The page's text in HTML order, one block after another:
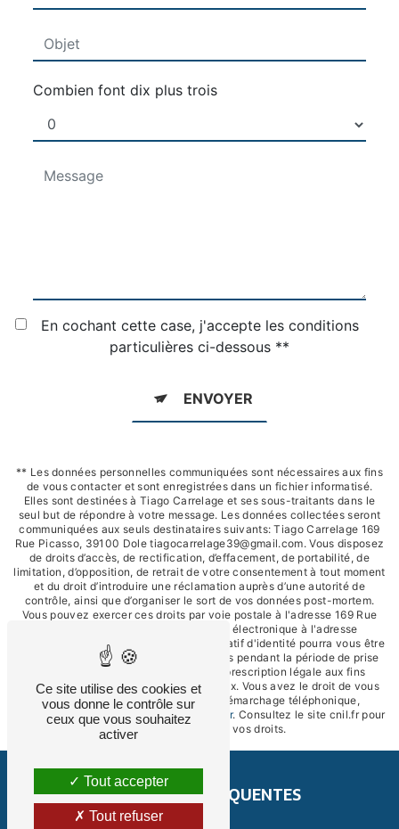
Combien font dix plus trois
En cochant cette case, j'accepte les conditions
particulières ci-dessous **
ENVOYER
** Les données personnelles communiquées sont nécessaires aux fins
de vous contacter et sont enregistrées dans un fichier informatisé.
Elles sont destinées à Tiago Carrelage et ses sous-traitants dans le
seul but de répondre à votre message. Les données collectées seront
communiquées aux seuls destinataires suivants: Tiago Carrelage 169
Rue Picasso, 39100 Dole tiagocarrelage39@gmail.com. Vous disposez
de droits d’accès, de rectification, d’effacement, de portabilité, de
limitation, d’opposition, de retrait de votre consentement à tout moment
et du droit d’introduire une réclamation auprès d’une autorité de
contrôle, ainsi que d’organiser le sort de vos données post-mortem.
Vous pouvez exercer ces droits par voie postale à l'adresse 169 Rue
Picasso, 39100 Dole ou par courrier électronique à l'adresse
tiagocarrelage39@gmail.com. Un justificatif d'identité pourra vous être
demandé. Nous conservons vos données pendant la période de prise
de contact puis pendant la durée de prescription légale aux fins
probatoires et de gestion des contentieux. Vous avez le droit de vous
inscrire sur la liste d'opposition au démarchage téléphonique,
disponible à cette adresse:Bloctel.gouv.fr. Consultez le site cnil.fr pour
plus d’informations sur vos droits.
RECHERCHES FRÉQUENTES
Ce site utilise des cookies et
vous donne le contrôle sur
ceux que vous souhaitez
activer
Tout accepter
Tout refuser